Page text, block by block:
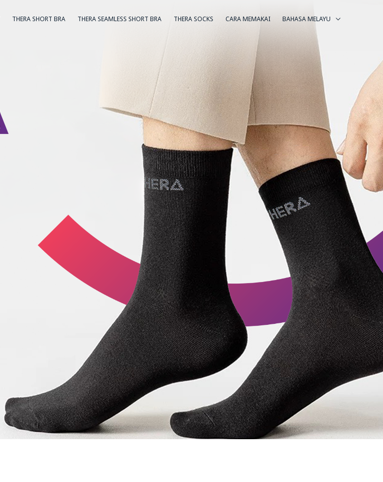
THERA SHORT BRA THERA SEAMLESS SHORT BRA THERA SOCKS CARA MEMAKAI BAHASA MELAYU